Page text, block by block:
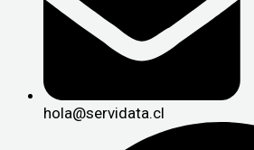
hola@servidata.cl